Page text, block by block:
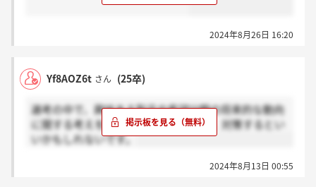
2024年8月26日 16:20
Yf8AOZ6t さん (25卒)
選考の中で、興味ある製品や希望分野の将来的な動向
に関する考えを聞かれて戸惑いました。対策するとい
いかもしれないです。
2024年8月13日 00:55